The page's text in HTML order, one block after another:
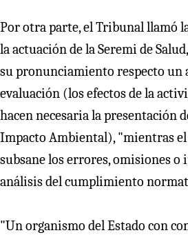
Por otra parte, el Tribunal llamó
la actuación de la Seremi de
su pronunciamiento respecto un
evaluación (los efectos de la
hacen necesaria la presentación
Impacto Ambiental), "mientras
subsane los errores, omisiones o
análisis del cumplimiento
"Un organismo del Estado con